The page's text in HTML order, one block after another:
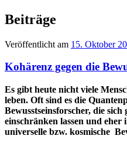
Beiträge
Veröffentlicht am 15. Oktober
Kohärenz gegen die
Es gibt heute nicht viele
leben. Oft sind es die
Bewusstseinsforscher, die
einschränken lassen und
universelle bzw. kosmische